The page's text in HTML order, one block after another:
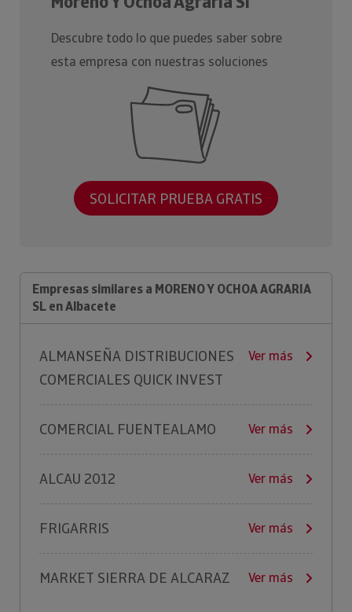
Descubre todo lo que puedes saber sobre
esta empresa con nuestras soluciones
SOLICITAR PRUEBA GRATIS
Empresas similares a MORENO Y OCHOA AGRARIA
SL en Albacete
ALMANSEÑA DISTRIBUCIONES
COMERCIALES QUICK INVEST
Ver más
COMERCIAL FUENTEALAMO Ver más
ALCAU 2012 Ver más
FRIGARRIS Ver más
MARKET SIERRA DE ALCARAZ Ver más